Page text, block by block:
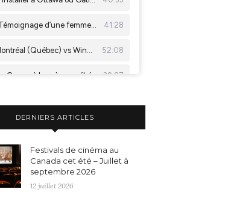
DERNIERS ARTICLES
Festivals de cinéma au
Canada cet été – Juillet à
septembre 2026
12 juillet 2026